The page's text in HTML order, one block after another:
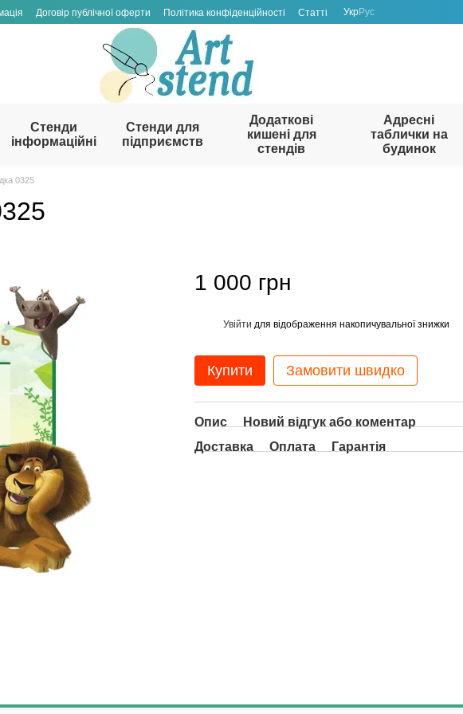
Договір публічної оферти Політика конфіденційності Статті УкрРус
Стенди
інформаційні
Стенди для
підприємств
Додаткові
кишені для
стендів
Адресні
таблички на
будинок
0325
1 000 грн
Увійти для відображення накопичувальної знижки
Купити Замовити швидко
Опис
Новий відгук або коментар
Доставка
Оплата Гарантія